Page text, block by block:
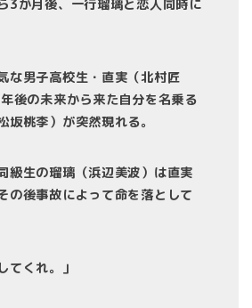
3か月後、一行瑠璃と恋人同時に
な男子高校生・直実（北村匠
後の未来から来た自分を名乗る
坂桃李）が突然現れる。
級生の瑠璃（浜辺美波）は直実
の後事故によって命を落として
てくれ。」